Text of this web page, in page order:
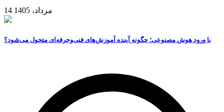
14 مرداد، 1405
با ورود هوش مصنوعی؛ چگونه آینده آموزش‌های فنی‌وحرفه‌ای متحول می‌شود؟